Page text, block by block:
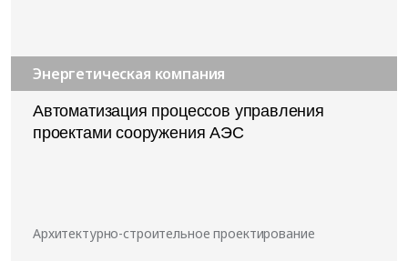
Энергетическая компания
Автоматизация процессов управления
проектами сооружения АЭС
Архитектурно-строительное проектирование